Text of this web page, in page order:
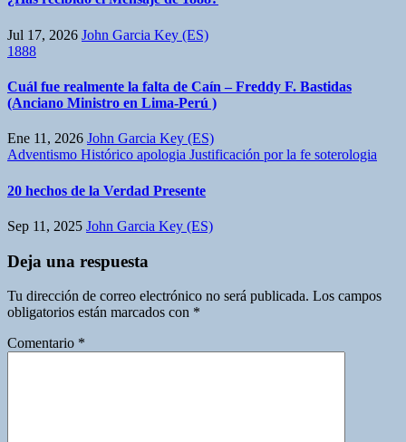
Jul 17, 2026 John Garcia Key (ES)
1888
Cuál fue realmente la falta de Caín – Freddy F. Bastidas
(Anciano Ministro en Lima-Perú )
Ene 11, 2026 John Garcia Key (ES)
Adventismo Histórico apologia Justificación por la fe soterologia
20 hechos de la Verdad Presente
Sep 11, 2025 John Garcia Key (ES)
Deja una respuesta
Tu dirección de correo electrónico no será publicada. Los campos
obligatorios están marcados con *
Comentario *